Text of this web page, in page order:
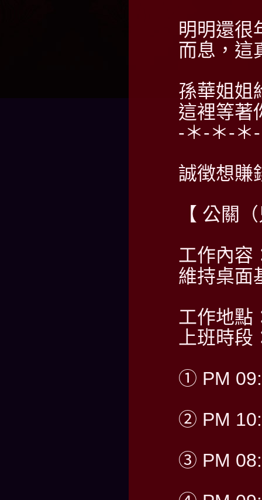
明明還很
而息，這
孫華姐姐
這裡等著
-＊-＊-＊
誠徴想賺
【 公關
工作內容
維持桌面
工作地點
上班時段
① PM
② PM
③ PM